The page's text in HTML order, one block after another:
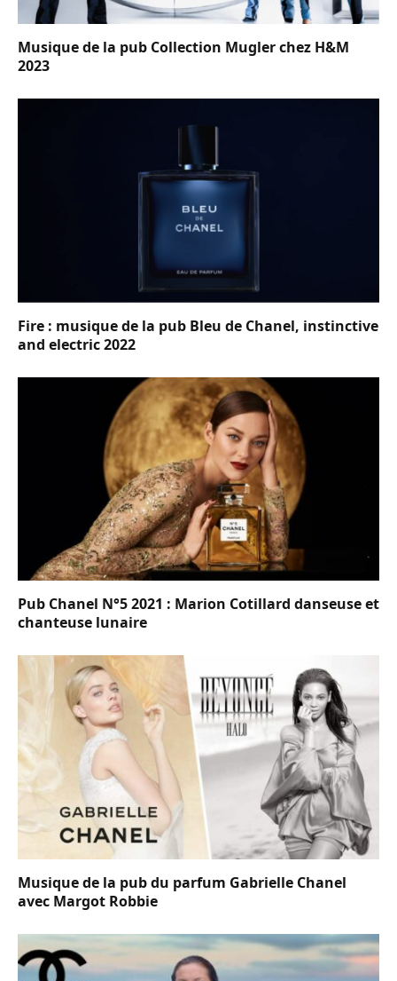
Musique de la pub Collection Mugler chez H&M
2023
Fire : musique de la pub Bleu de Chanel, instinctive
and electric 2022
Pub Chanel N°5 2021 : Marion Cotillard danseuse et
chanteuse lunaire
Musique de la pub du parfum Gabrielle Chanel
avec Margot Robbie